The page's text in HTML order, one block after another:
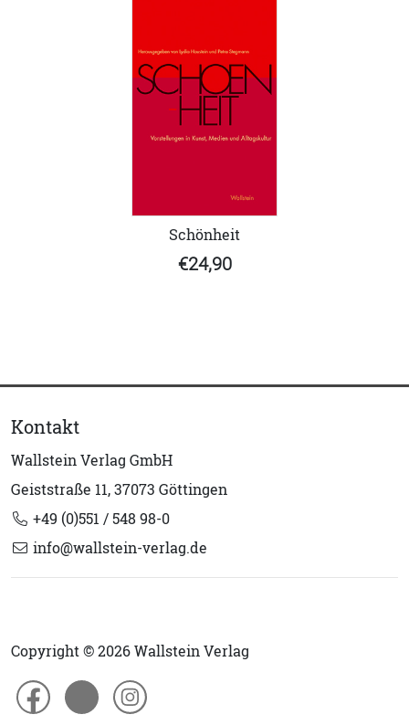
Schönheit
€24,90
Kontakt
Wallstein Verlag GmbH
Geiststraße 11, 37073 Göttingen
+49 (0)551 / 548 98-0
info@wallstein-verlag.de
Copyright © 2026 Wallstein Verlag